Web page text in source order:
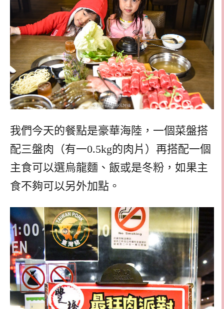
我們今天的餐點是豪華海陸，一個菜盤搭
配三盤肉（有一0.5kg的肉片）再搭配一個
主食可以選烏龍麵、飯或是冬粉，如果主
食不夠可以另外加點。